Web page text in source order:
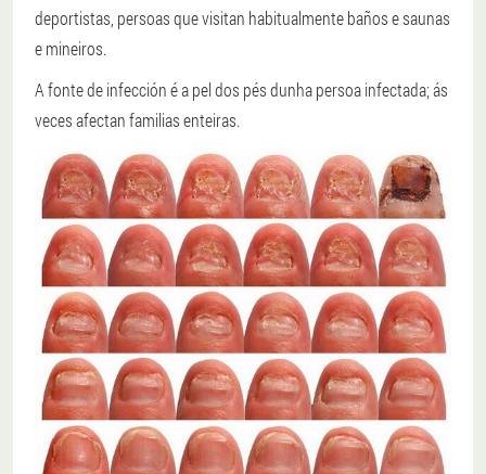
deportistas, persoas que visitan habitualmente baños e saunas
e mineiros.
A fonte de infección é a pel dos pés dunha persoa infectada; ás
veces afectan familias enteiras.